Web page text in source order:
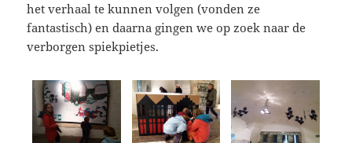
het verhaal te kunnen volgen (vonden ze
fantastisch) en daarna gingen we op zoek naar de
verborgen spiekpietjes.